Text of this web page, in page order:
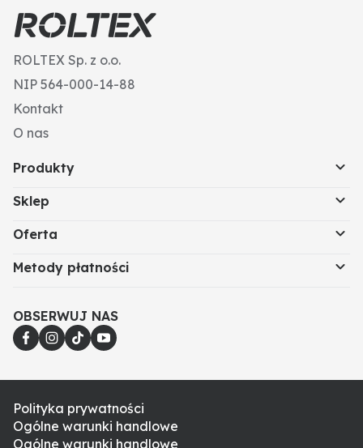
ROLTEX Sp. z o.o.
NIP 564-000-14-88
Kontakt
O nas
Produkty
Sklep
Oferta
Metody płatności
OBSERWUJ NAS
Polityka prywatności
Ogólne warunki handlowe
Ogólne warunki handlowe